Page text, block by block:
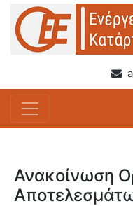
Ανακοίνωση